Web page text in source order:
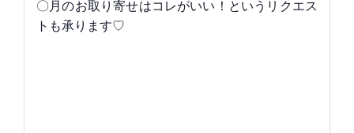
〇月のお取り寄せはコレがいい！というリクエス
トも承ります♡